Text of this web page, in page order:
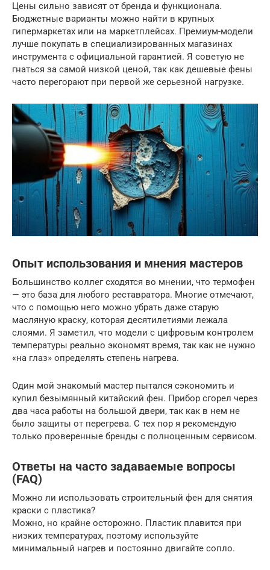
Цены сильно зависят от бренда и функционала.
Бюджетные варианты можно найти в крупных
гипермаркетах или на маркетплейсах. Премиум-модели
лучше покупать в специализированных магазинах
инструмента с официальной гарантией. Я советую не
гнаться за самой низкой ценой, так как дешевые фены
часто перегорают при первой же серьезной нагрузке.
Опыт использования и мнения мастеров
Большинство коллег сходятся во мнении, что термофен
— это база для любого реставратора. Многие отмечают,
что с помощью него можно убрать даже старую
масляную краску, которая десятилетиями лежала
слоями. Я заметил, что модели с цифровым контролем
температуры реально экономят время, так как не нужно
«на глаз» определять степень нагрева.
Один мой знакомый мастер пытался сэкономить и
купил безымянный китайский фен. Прибор сгорел через
два часа работы на большой двери, так как в нем не
было защиты от перегрева. С тех пор я рекомендую
только проверенные бренды с полноценным сервисом.
Ответы на часто задаваемые вопросы
(FAQ)
Можно ли использовать строительный фен для снятия
краски с пластика?
Можно, но крайне осторожно. Пластик плавится при
низких температурах, поэтому используйте
минимальный нагрев и постоянно двигайте сопло.